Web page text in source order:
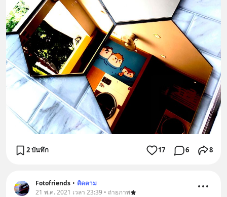
2 บันทึก 17 6 8
Fotofriends • ติดตาม
21 พ.ค. 2021 เวลา 23:39 • ถ่ายภาพ